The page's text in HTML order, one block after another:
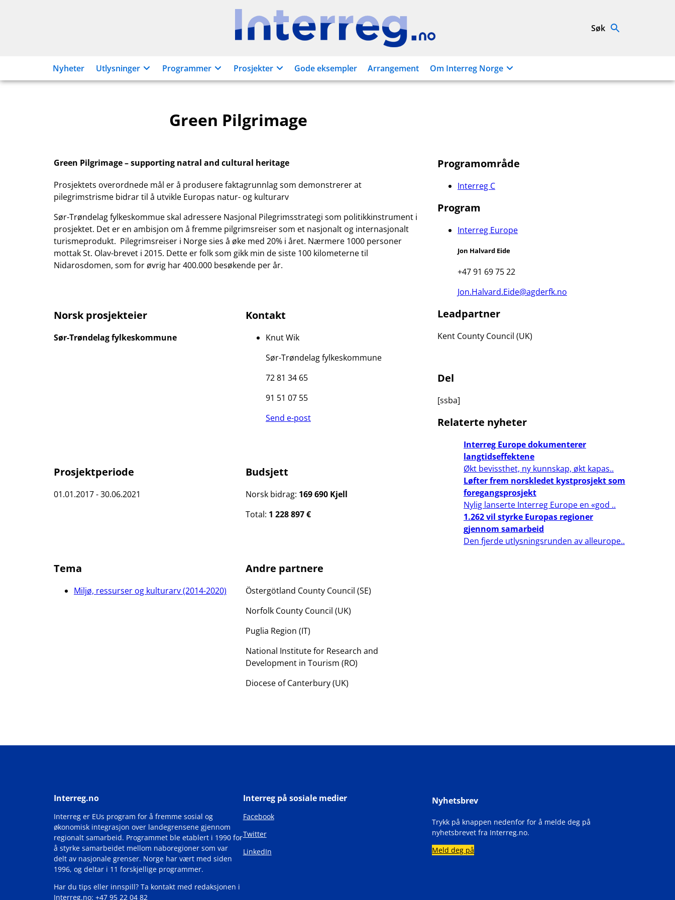
Interreg.no Søk
Nyheter Utlysninger Programmer Prosjekter Gode eksempler Arrangement Om Interreg Norge
Green Pilgrimage
Green Pilgrimage – supporting natral and cultural heritage
Prosjektets overordnede mål er å produsere faktagrunnlag som demonstrerer at
pilegrimstrisme bidrar til å utvikle Europas natur- og kulturarv
Sør-Trøndelag fylkeskommue skal adressere Nasjonal Pilegrimsstrategi som politikkinstrument i
prosjektet. Det er en ambisjon om å fremme pilgrimsreiser som et nasjonalt og internasjonalt
turismeprodukt. Pilegrimsreiser i Norge sies å øke med 20% i året. Nærmere 1000 personer
mottak St. Olav-brevet i 2015. Dette er folk som gikk min de siste 100 kilometerne til
Nidarosdomen, som for øvrig har 400.000 besøkende per år.
Norsk prosjekteier
Sør-Trøndelag fylkeskommune
Kontakt
Knut Wik
Sør-Trøndelag fylkeskommune
72 81 34 65
91 51 07 55
Send e-post
Prosjektperiode
01.01.2017 - 30.06.2021
Budsjett
Norsk bidrag: 169 690 Kjell
Total: 1 228 897 €
Tema
Miljø, ressurser og kulturarv (2014-2020)
Andre partnere
Östergötland County Council (SE)
Norfolk County Council (UK)
Puglia Region (IT)
National Institute for Research and
Development in Tourism (RO)
Diocese of Canterbury (UK)
Programområde
Interreg C
Program
Interreg Europe
Jon Halvard Eide
+47 91 69 75 22
Jon.Halvard.Eide@agderfk.no
Leadpartner
Kent County Council (UK)
Del
[ssba]
Relaterte nyheter
Interreg Europe dokumenterer
langtidseffektene
Økt bevissthet, ny kunnskap, økt kapas..
Løfter frem norskledet kystprosjekt som
foregangsprosjekt
Nylig lanserte Interreg Europe en «god ..
1.262 vil styrke Europas regioner
gjennom samarbeid
Den fjerde utlysningsrunden av alleurope..
Interreg.no
Interreg er EUs program for å fremme sosial og
økonomisk integrasjon over landegrensene gjennom
regionalt samarbeid. Programmet ble etablert i 1990 for
å styrke samarbeidet mellom naboregioner som var
delt av nasjonale grenser. Norge har vært med siden
1996, og deltar i 11 forskjellige programmer.
Har du tips eller innspill? Ta kontakt med redaksjonen i
Interreg.no: +47 95 22 04 82
Interreg på sosiale medier
Facebook
Twitter
LinkedIn
Nyhetsbrev
Trykk på knappen nedenfor for å melde deg på
nyhetsbrevet fra Interreg.no.
Meld deg på